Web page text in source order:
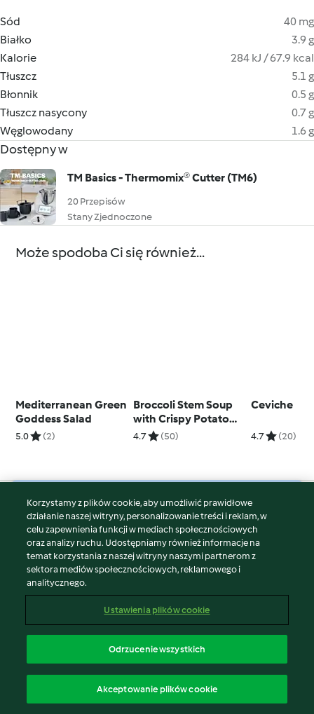
Sód
40 mg
Białko
3.9 g
Kalorie
284 kJ / 67.9 kcal
Tłuszcz
5.1 g
Błonnik
0.5 g
Tłuszcz nasycony
0.7 g
Węglowodany
1.6 g
Dostępny w
TM Basics - Thermomix® Cutter (TM6)
20 Przepisów
Stany Zjednoczone
Może spodoba Ci się również...
Mediterranean Green
Goddess Salad
5.0 (2)
Broccoli Stem Soup
with Crispy Potato
Skins
4.7 (50)
Ceviche
4.7 (20)
© Copyright 2026
Warunki korzystania
Polityka prywatności
Disclaimer
Znak wydawcy
Zgłoś treść
Oświadczenie o dostępności
Korzystamy z plików cookie, aby umożliwić prawidłowe
działanie naszej witryny, personalizowanie treści i reklam, w
celu zapewnienia funkcji w mediach społecznościowych
oraz analizy ruchu. Udostępniamy również informacje na
temat korzystania z naszej witryny naszymi partnerom z
sektora mediów społecznościowych, reklamowego i
analitycznego.
Ustawienia plików cookie
Odrzucenie wszystkich
Akceptowanie plików cookie